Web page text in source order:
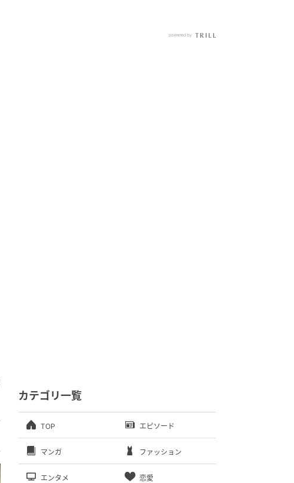
カテゴリ一覧
TOP エピソード
マンガ ファッション
エンタメ 恋愛